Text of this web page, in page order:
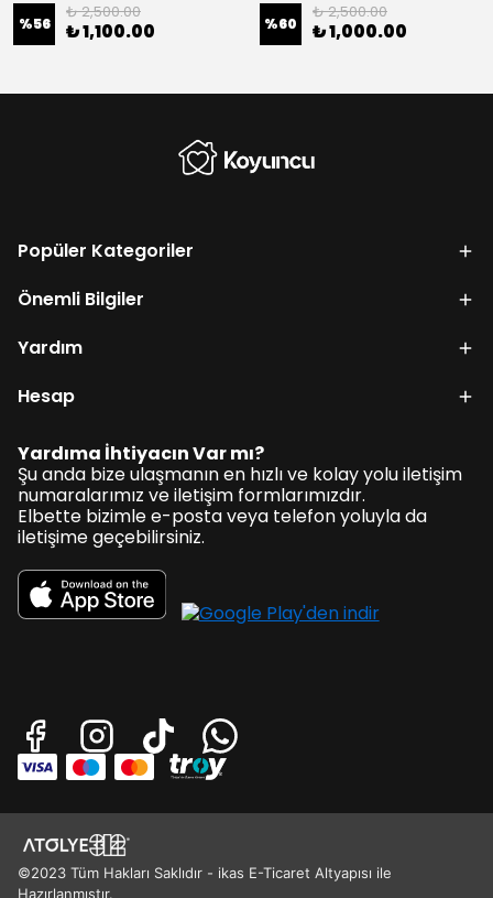
%56
₺ 2,500.00
₺ 1,100.00 %60
₺ 2,500.00
₺ 1,000.00
Popüler Kategoriler
Önemli Bilgiler
Yardım
Hesap
Yardıma İhtiyacın Var mı?
Şu anda bize ulaşmanın en hızlı ve kolay yolu iletişim
numaralarımız ve iletişim formlarımızdır.
Elbette bizimle e-posta veya telefon yoluyla da
iletişime geçebilirsiniz.
©2023 Tüm Hakları Saklıdır - ikas E-Ticaret Altyapısı ile
Hazırlanmıştır.